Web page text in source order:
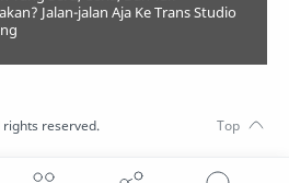
Jalan-jalan Aja Ke Trans Studio
rights reserved.